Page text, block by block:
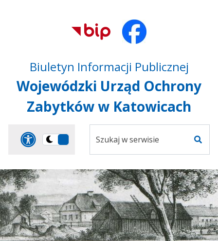
Przejdź do
głównego menu
Przejdź do treści
Przejdź do mapy
serwisu
Biuletyn Informacji Publicznej
Wojewódzki Urząd Ochrony
Zabytków w Katowicach
Panel dostosowania
Przełącz
ciemną
serwisie